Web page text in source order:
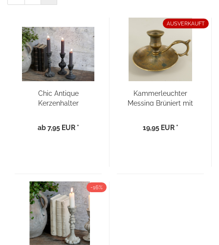
Chic Antique
Kerzenhalter
ab 7,95 EUR *
AUSVERKAUFT
Kammerleuchter
Messing Brüniert mit
19,95 EUR *
-16%